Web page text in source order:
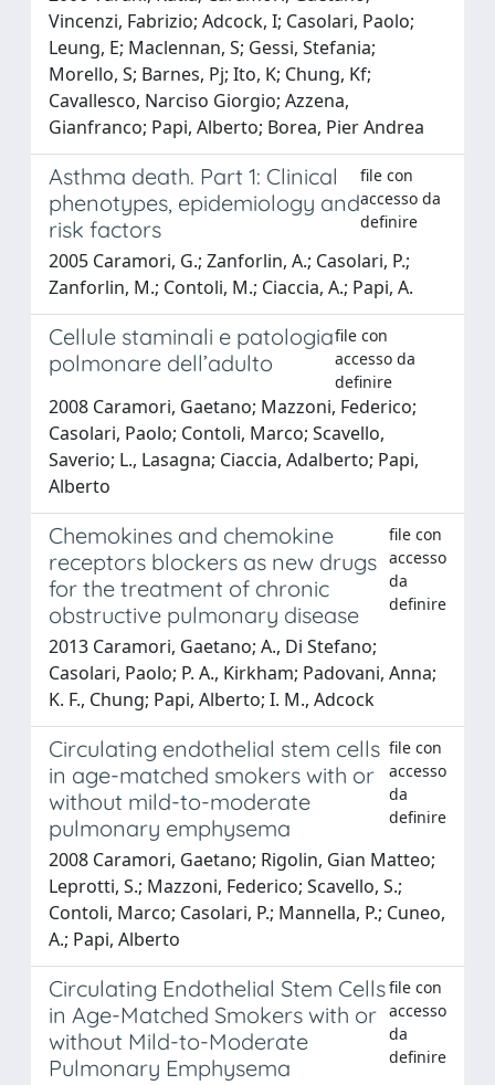
Vincenzi, Fabrizio; Adcock, I; Casolari, Paolo;
Leung, E; Maclennan, S; Gessi, Stefania;
Morello, S; Barnes, Pj; Ito, K; Chung, Kf;
Cavallesco, Narciso Giorgio; Azzena,
Gianfranco; Papi, Alberto; Borea, Pier Andrea
Asthma death. Part 1: Clinical
phenotypes, epidemiology and
risk factors
file con
accesso da
definire
2005 Caramori, G.; Zanforlin, A.; Casolari, P.;
Zanforlin, M.; Contoli, M.; Ciaccia, A.; Papi, A.
Cellule staminali e patologia
polmonare dell’adulto
file con
accesso da
definire
2008 Caramori, Gaetano; Mazzoni, Federico;
Casolari, Paolo; Contoli, Marco; Scavello,
Saverio; L., Lasagna; Ciaccia, Adalberto; Papi,
Alberto
Chemokines and chemokine
receptors blockers as new drugs
for the treatment of chronic
obstructive pulmonary disease
file con
accesso
da
definire
2013 Caramori, Gaetano; A., Di Stefano;
Casolari, Paolo; P. A., Kirkham; Padovani, Anna;
K. F., Chung; Papi, Alberto; I. M., Adcock
Circulating endothelial stem cells
in age-matched smokers with or
without mild-to-moderate
pulmonary emphysema
file con
accesso
da
definire
2008 Caramori, Gaetano; Rigolin, Gian Matteo;
Leprotti, S.; Mazzoni, Federico; Scavello, S.;
Contoli, Marco; Casolari, P.; Mannella, P.; Cuneo,
A.; Papi, Alberto
Circulating Endothelial Stem Cells
in Age-Matched Smokers with or
without Mild-to-Moderate
Pulmonary Emphysema
file con
accesso
da
definire